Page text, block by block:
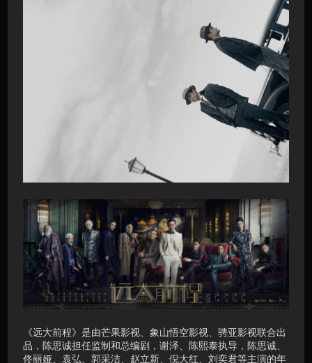
《远大前程》是由芒果影视、象山悟空影视、骋亚影视联合出
品，陈思诚担任监制和总编剧，谢泽、陈熙泰执导，陈思诚、
佟丽娅、袁弘、郭采洁、赵立新、倪大红、刘奕君等主演的年